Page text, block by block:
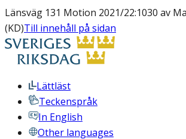
Länsväg 131 Motion 2021/22:1030 av
(KD)Till innehåll på sidan
Lättläst
Teckenspråk
In English
Other languages